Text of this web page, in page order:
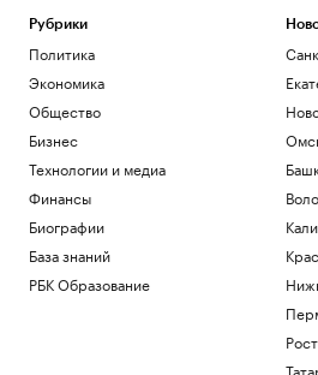
ЭСК признала правильным назначение
пенальти «Спартаку» в игре с
«Ахматом»
Спорт
Трамп возобновил попытки уволить
члена совета управляющих ФРС Лизу
Кук
Политика
Рубрики
Политика
Экономика
Общество
Бизнес
Технологии и медиа
Финансы
Биографии
База знаний
РБК Образование